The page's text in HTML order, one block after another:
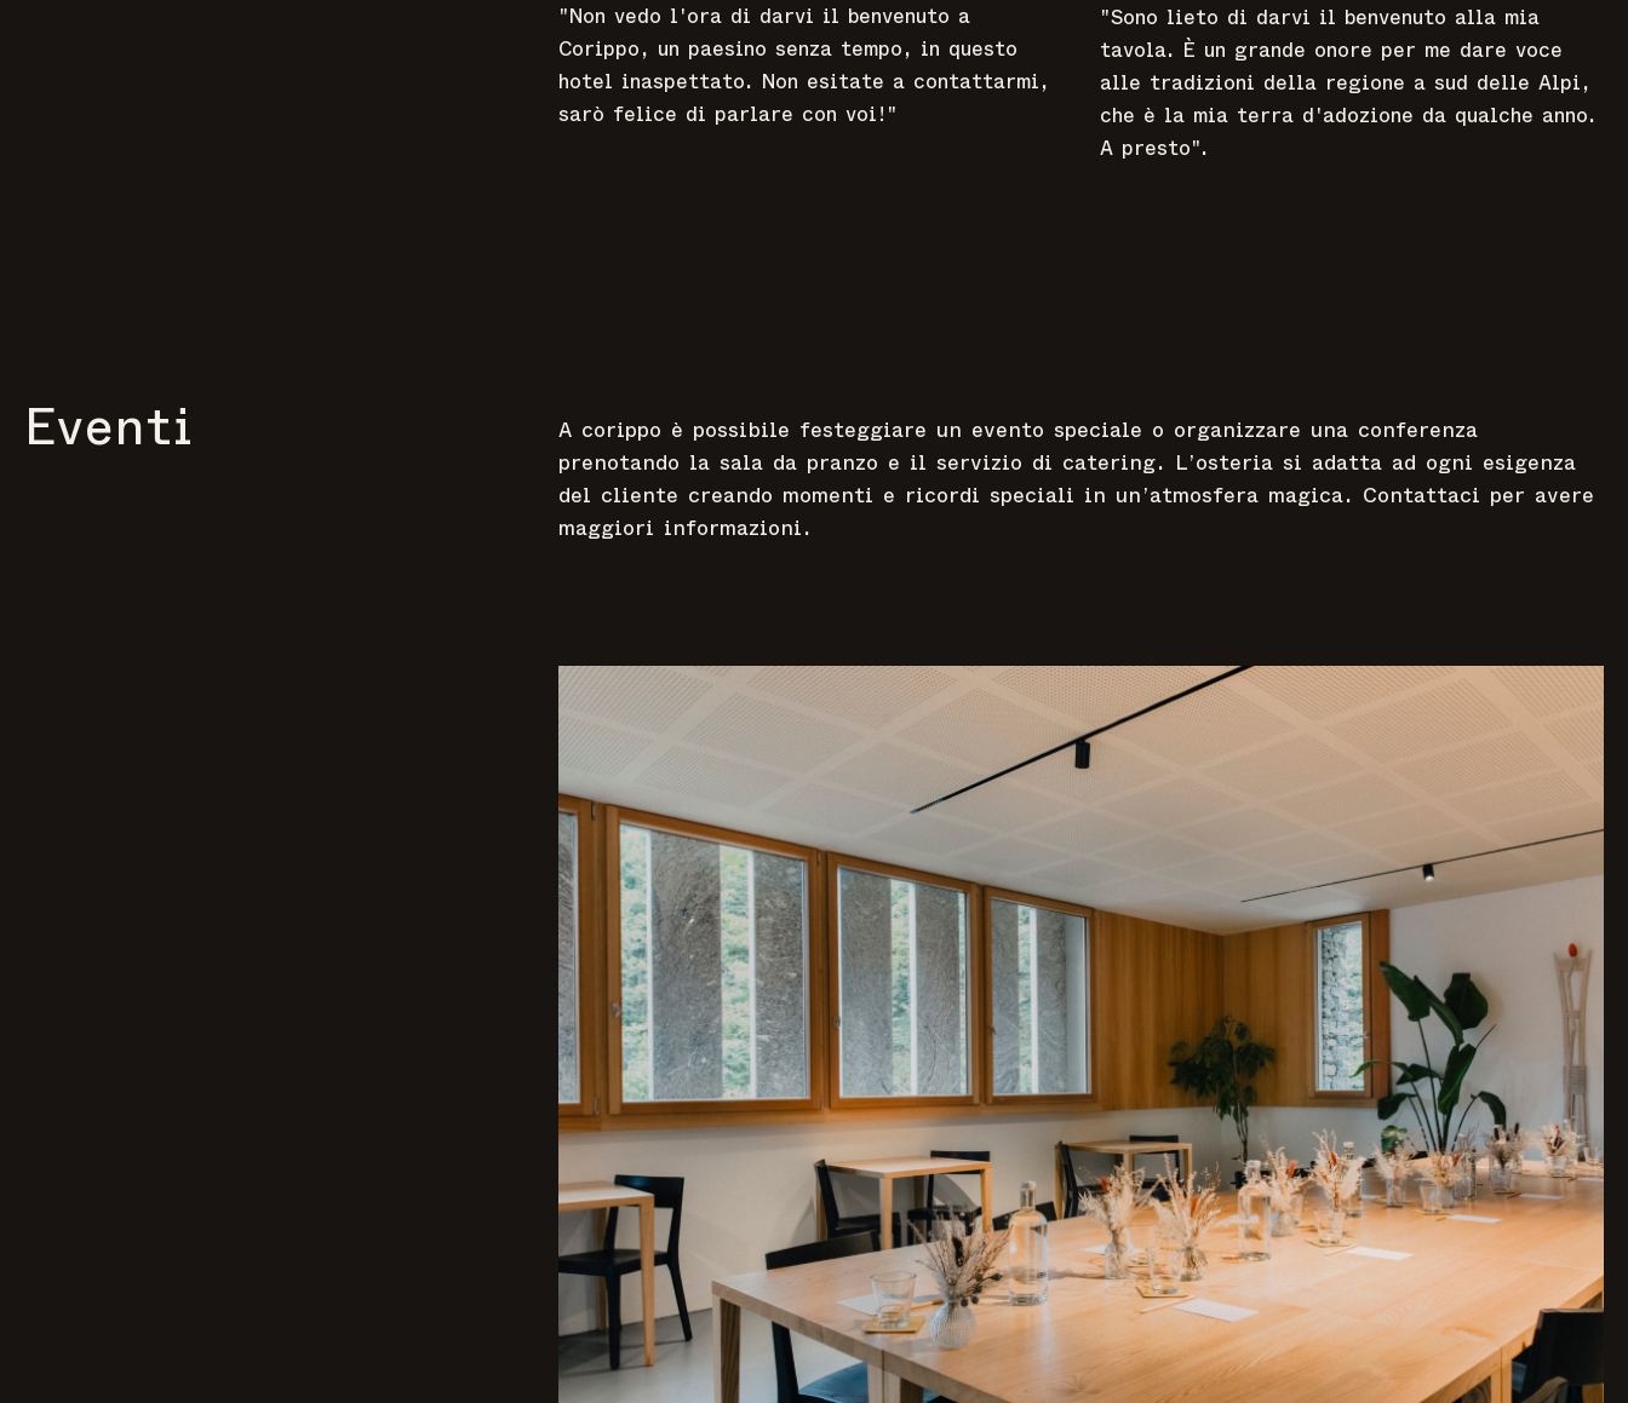
"Non vedo l'ora di darvi il benvenuto a
Corippo, un paesino senza tempo, in questo
hotel inaspettato. Non esitate a contattarmi,
sarò felice di parlare con voi!"
"Sono lieto di darvi il benvenuto alla mia
tavola. È un grande onore per me dare voce
alle tradizioni della regione a sud delle Alpi,
che è la mia terra d'adozione da qualche anno.
A presto".
Eventi
A corippo è possibile festeggiare un evento speciale o organizzare una conferenza
prenotando la sala da pranzo e il servizio di catering. L’osteria si adatta ad ogni esigenza
del cliente creando momenti e ricordi speciali in un’atmosfera magica. Contattaci per avere
maggiori informazioni.